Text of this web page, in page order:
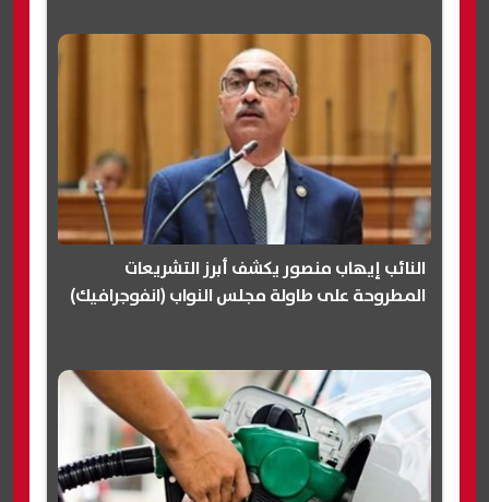
النائب إيهاب منصور يكشف أبرز التشريعات
المطروحة على طاولة مجلس النواب (انفوجرافيك)